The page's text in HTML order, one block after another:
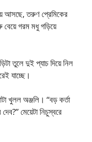
আসছে, তরুণ প্রেমিকের
গরম মধু গড়িয়ে
তুলে দুই প্যাচ দিয়ে নিল
যাচ্ছে।
খুলল অঞ্জলি। “বড় কর্তা
মেয়েটা নিচুস্বরে